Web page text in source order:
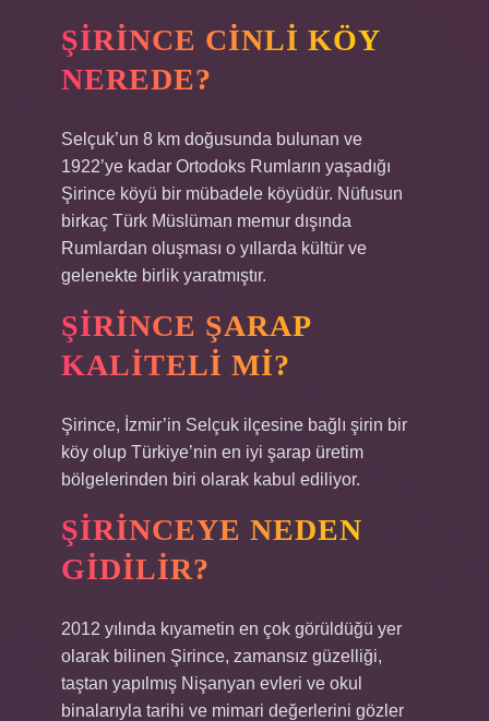
ŞIRINCE CINLI KÖY
NEREDE?
Selçuk’un 8 km doğusunda bulunan ve
1922’ye kadar Ortodoks Rumların yaşadığı
Şirince köyü bir mübadele köyüdür. Nüfusun
birkaç Türk Müslüman memur dışında
Rumlardan oluşması o yıllarda kültür ve
gelenekte birlik yaratmıştır.
ŞIRINCE ŞARAP
KALITELI MI?
Şirince, İzmir’in Selçuk ilçesine bağlı şirin bir
köy olup Türkiye’nin en iyi şarap üretim
bölgelerinden biri olarak kabul ediliyor.
ŞIRINCEYE NEDEN
GIDILIR?
2012 yılında kıyametin en çok görüldüğü yer
olarak bilinen Şirince, zamansız güzelliği,
taştan yapılmış Nişanyan evleri ve okul
binalarıyla tarihi ve mimari değerlerini gözler